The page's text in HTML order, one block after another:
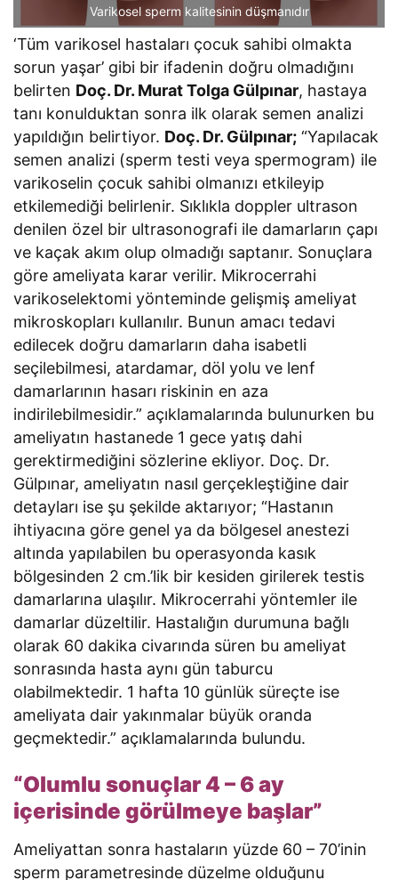
Varikosel sperm kalitesinin düşmanıdır
‘Tüm varikosel hastaları çocuk sahibi olmakta
sorun yaşar’ gibi bir ifadenin doğru olmadığını
belirten Doç. Dr. Murat Tolga Gülpınar, hastaya
tanı konulduktan sonra ilk olarak semen analizi
yapıldığın belirtiyor. Doç. Dr. Gülpınar; “Yapılacak
semen analizi (sperm testi veya spermogram) ile
varikoselin çocuk sahibi olmanızı etkileyip
etkilemediği belirlenir. Sıklıkla doppler ultrason
denilen özel bir ultrasonografi ile damarların çapı
ve kaçak akım olup olmadığı saptanır. Sonuçlara
göre ameliyata karar verilir. Mikrocerrahi
varikoselektomi yönteminde gelişmiş ameliyat
mikroskopları kullanılır. Bunun amacı tedavi
edilecek doğru damarların daha isabetli
seçilebilmesi, atardamar, döl yolu ve lenf
damarlarının hasarı riskinin en aza
indirilebilmesidir.” açıklamalarında bulunurken bu
ameliyatın hastanede 1 gece yatış dahi
gerektirmediğini sözlerine ekliyor. Doç. Dr.
Gülpınar, ameliyatın nasıl gerçekleştiğine dair
detayları ise şu şekilde aktarıyor; “Hastanın
ihtiyacına göre genel ya da bölgesel anestezi
altında yapılabilen bu operasyonda kasık
bölgesinden 2 cm.’lik bir kesiden girilerek testis
damarlarına ulaşılır. Mikrocerrahi yöntemler ile
damarlar düzeltilir. Hastalığın durumuna bağlı
olarak 60 dakika civarında süren bu ameliyat
sonrasında hasta aynı gün taburcu
olabilmektedir. 1 hafta 10 günlük süreçte ise
ameliyata dair yakınmalar büyük oranda
geçmektedir.” açıklamalarında bulundu.
“Olumlu sonuçlar 4 – 6 ay
içerisinde görülmeye başlar”
Ameliyattan sonra hastaların yüzde 60 – 70’inin
sperm parametresinde düzelme olduğunu